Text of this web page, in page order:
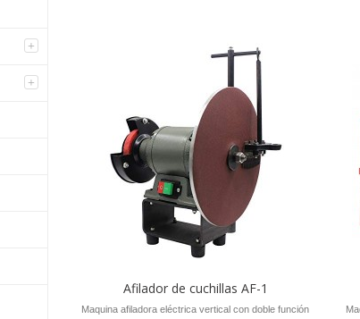
Afilador de cuchillas AF-1
Maquina afiladora eléctrica vertical con doble función